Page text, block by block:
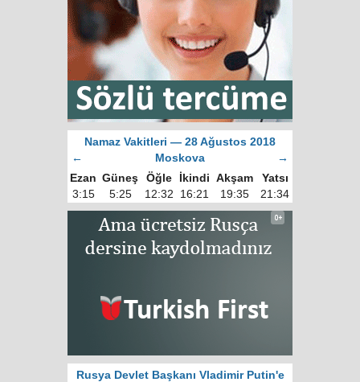
Namaz Vakitleri — 28 Ağustos 2018
←
Moskova
→
Ezan Güneş Öğle İkindi Akşam
Yatsı
3:15
5:25 12:32 16:21 19:35 21:34
Rusya Devlet Başkanı Vladimir Putin'e